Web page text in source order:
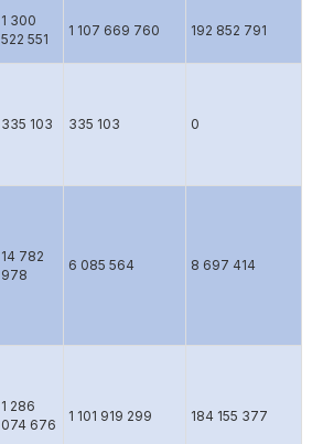
1 300
522 551
1 107 669 760 192 852 791
335 103 335 103 0
14 782
978
6 085 564 8 697 414
1 286
074 676
1 101 919 299 184 155 377